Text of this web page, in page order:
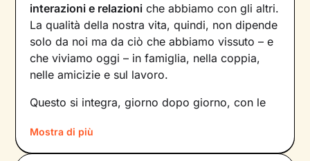
interazioni e relazioni che abbiamo con gli altri.
La qualità della nostra vita, quindi, non dipende
solo da noi ma da ciò che abbiamo vissuto – e
che viviamo oggi – in famiglia, nella coppia,
nelle amicizie e sul lavoro.
Questo si integra, giorno dopo giorno, con le
influire sulle emozioni che proviamo, sui
comportamenti che mettiamo in atto e sul
Mostra di più